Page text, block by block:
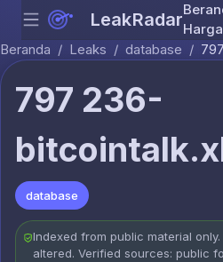
Menu LeakRadarHarga
Beranda / Leaks / database /
797 236-
database
Indexed from public material
altered. Verified sources: public